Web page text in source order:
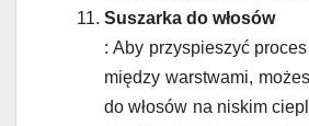
Suszarka do włosów
: Aby przyspieszyć
między warstwami,
do włosów na niskim